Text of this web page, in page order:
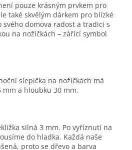
pouze krásným prvkem pro
také skvělým dárkem pro blízké
svého domova radost a tradici s
na nožičkách – zářící symbol
slepička na nožičkách má
mm a hloubku 30 mm.
silná 3 mm. Po vyříznutí na
do hladka. Každá naše
proto se dřevo a barva